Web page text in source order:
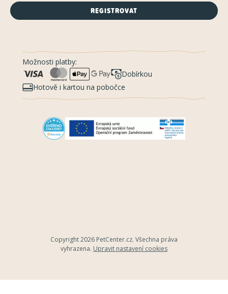
REGISTROVAT
Možnosti platby:
Dobírkou
Hotově i kartou na pobočce
Copyright 2026 PetCenter.cz. Všechna práva
vyhrazena. Upravit nastavení cookies